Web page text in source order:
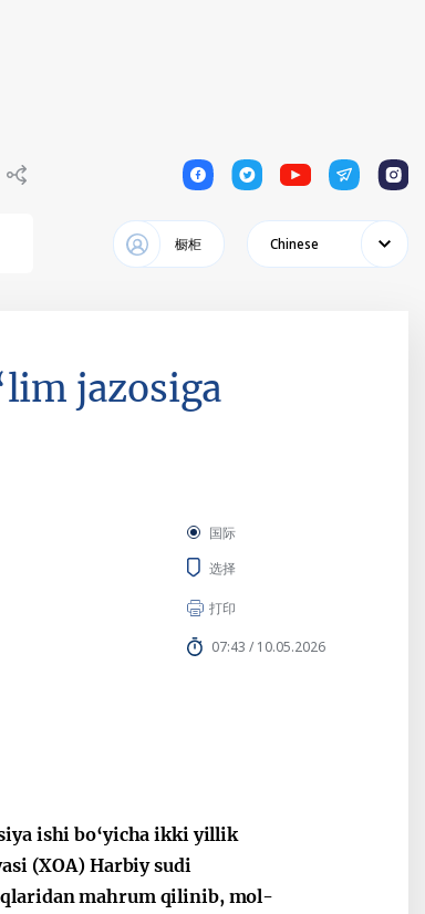
1 1 1 1 1
橱柜 Chinese
jazosiga
国际
选择
打印
07:43 / 10.05.2026
ishi bo‘yicha ikki yillik
(XOA) Harbiy sudi
mahrum qilinib, mol-